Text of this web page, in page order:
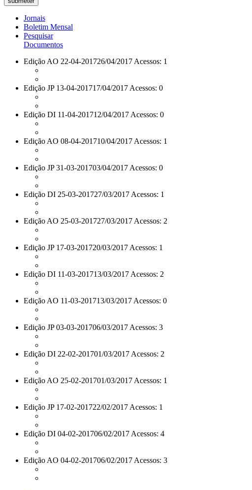
Jornais
Boletim Mensal
Pesquisar
Documentos
Edição AO 22-04-201726/04/2017 Acessos: 1
Edição JP 13-04-201717/04/2017 Acessos: 0
Edição DI 11-04-201712/04/2017 Acessos: 0
Edição AO 08-04-201710/04/2017 Acessos: 1
Edição JP 31-03-201703/04/2017 Acessos: 0
Edição DI 25-03-201727/03/2017 Acessos: 1
Edição AO 25-03-201727/03/2017 Acessos: 2
Edição JP 17-03-201720/03/2017 Acessos: 1
Edição DI 11-03-201713/03/2017 Acessos: 2
Edição AO 11-03-201713/03/2017 Acessos: 0
Edição JP 03-03-201706/03/2017 Acessos: 3
Edição DI 22-02-201701/03/2017 Acessos: 2
Edição AO 25-02-201701/03/2017 Acessos: 1
Edição JP 17-02-201722/02/2017 Acessos: 1
Edição DI 04-02-201706/02/2017 Acessos: 4
Edição AO 04-02-201706/02/2017 Acessos: 3